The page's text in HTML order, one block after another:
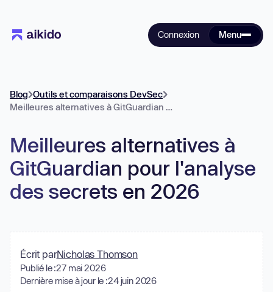
Connexion Menu
Blog Outils et comparaisons DevSec
Meilleures alternatives à GitGuardian pour l'analyse des secrets en 2026
Meilleures alternatives à
GitGuardian pour l'analyse
des secrets en 2026
Écrit parNicholas Thomson
Publié le :27 mai 2026
Dernière mise à jour le :24 juin 2026